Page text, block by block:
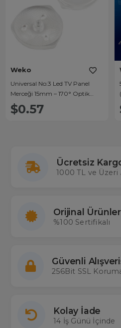
Weko
Universal No:3 Led TV Panel
Merceği 15mm – 170° Optik
Difüzör
$0.57
Ücretsiz
1000 TL ve Üzeri
Orijinal Ürünler
%100 Sertifikalı
Güvenli
256Bit SSL
Kolay İade
14 İş Günü İçinde